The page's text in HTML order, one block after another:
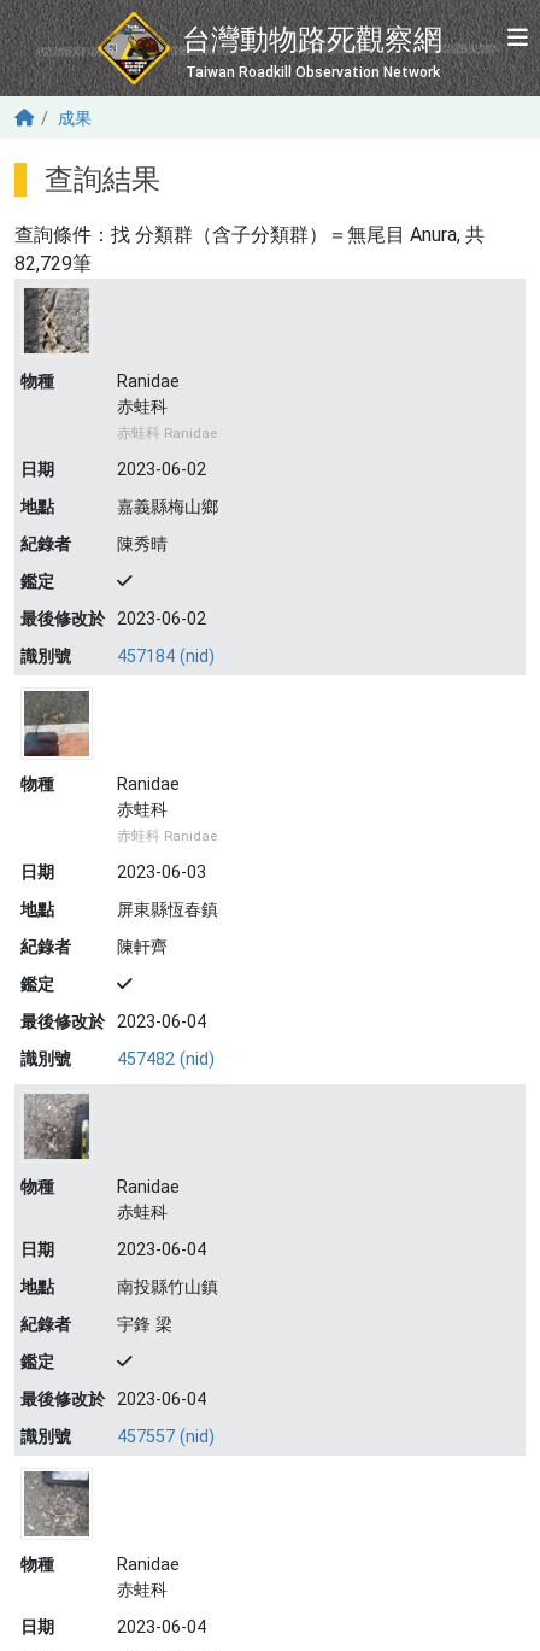
移至主內容
台灣動物路死觀察網
Taiwan Roadkill Observation Network
成果
查詢結果
查詢條件：找 分類群（含子分類群）＝無尾目 Anura, 共
82,729筆
物種
Ranidae
赤蛙科
赤蛙科 Ranidae
日期
2023-06-02
地點
嘉義縣梅山鄉
紀錄者
陳秀晴
鑑定
最後修改於 2023-06-02
識別號
457184 (nid)
物種
Ranidae
赤蛙科
赤蛙科 Ranidae
日期
2023-06-03
地點
屏東縣恆春鎮
紀錄者
陳軒齊
鑑定
最後修改於 2023-06-04
識別號
457482 (nid)
物種
Ranidae
赤蛙科
日期
2023-06-04
地點
南投縣竹山鎮
紀錄者
宇鋒 梁
鑑定
最後修改於 2023-06-04
識別號
457557 (nid)
物種
Ranidae
赤蛙科
日期
2023-06-04